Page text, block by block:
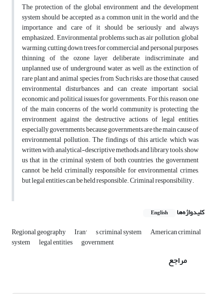
The protection of the global environment and the development
system should be accepted as a common unit in the world and the
importance and care of it should be seriously and always
emphasized. Environmental problems such as air pollution, global
warming, cutting down trees for commercial and personal purposes,
thinning of the ozone layer, deliberate, indiscriminate and
unplanned use of underground water, as well as the extinction of
rare plant and animal species, from Such risks are those that caused
environmental disturbances and can create important social,
economic and political issues for governments. For this reason, one
of the main concerns of the world community is protecting the
environment against the destructive actions of legal entities,
especially governments, because governments are the main cause of
environmental pollution. The findings of this article, which was
written with analytical-descriptive methods and library tools, show
us that in the criminal system of both countries, the government
cannot be held criminally responsible for environmental crimes,
but legal entities can be held responsible. Criminal responsibility.
کلیدواژه‌ها English
Regional geography Iran' s criminal system American criminal
system legal entities government
مراجع